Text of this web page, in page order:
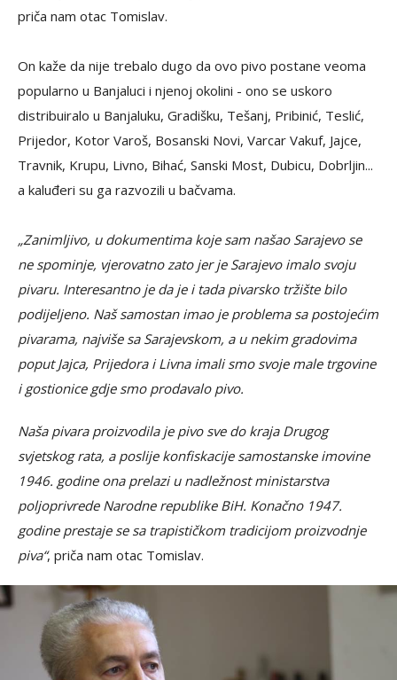
priča nam otac Tomislav.
On kaže da nije trebalo dugo da ovo pivo postane veoma
popularno u Banjaluci i njenoj okolini - ono se uskoro
distribuiralo u Banjaluku, Gradišku, Tešanj, Pribinić, Teslić,
Prijedor, Kotor Varoš, Bosanski Novi, Varcar Vakuf, Jajce,
Travnik, Krupu, Livno, Bihać, Sanski Most, Dubicu, Dobrljin...
a kaluđeri su ga razvozili u bačvama.
„Zanimljivo, u dokumentima koje sam našao Sarajevo se
ne spominje, vjerovatno zato jer je Sarajevo imalo svoju
pivaru. Interesantno je da je i tada pivarsko tržište bilo
podijeljeno. Naš samostan imao je problema sa postojećim
pivarama, najviše sa Sarajevskom, a unekim gradovima
poput Jajca, Prijedora i Livna imali smo svoje male trgovine
i gostionice gdje smo prodavalo pivo.
Naša pivara proizvodila je pivo sve do kraja Drugog
svjetskog rata, a poslije konfiskacije samostanske imovine
1946. godine ona prelazi u nadležnost ministarstva
poljoprivrede Narodne republike BiH. Konačno 1947.
godine prestaje se sa trapističkom tradicijom proizvodnje
piva“, priča nam otac Tomislav.